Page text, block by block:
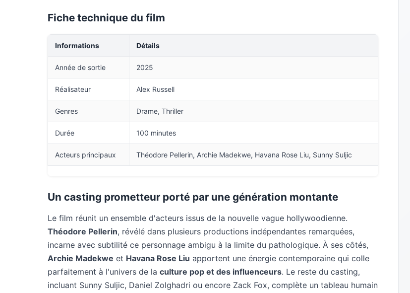
Fiche technique du film
Informations Détails
Année de sortie 2025
Réalisateur Alex Russell
Genres Drame, Thriller
Durée 100 minutes
Acteurs principaux Théodore Pellerin, Archie Madekwe, Havana Rose Liu, Sunny Suljic
Un casting prometteur porté par une génération montante
Le film réunit un ensemble d'acteurs issus de la nouvelle vague hollywoodienne.
Théodore Pellerin, révélé dans plusieurs productions indépendantes remarquées,
incarne avec subtilité ce personnage ambigu à la limite du pathologique. À ses côtés,
Archie Madekwe et Havana Rose Liu apportent une énergie contemporaine qui colle
parfaitement à l'univers de la culture pop et des influenceurs. Le reste du casting,
incluant Sunny Suljic, Daniel Zolghadri ou encore Zack Fox, complète un tableau humain